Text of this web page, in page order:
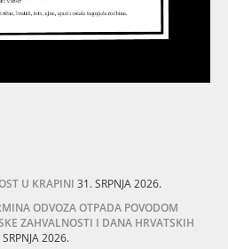
U KRAPINI 31. SRPNJA 2026.
ODVOZA OTPADA POVODOM
ZAHVALNOSTI I DANA HRVATSKIH
2026.